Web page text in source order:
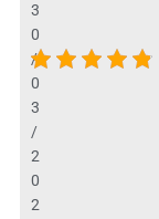
3
0
/
0
3
/
2
0
2